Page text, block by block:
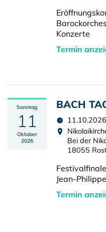
Konzerte
Termin
Sonntag
11
Oktober
2026
BACH
Bei der
18055
Jean-
Termin